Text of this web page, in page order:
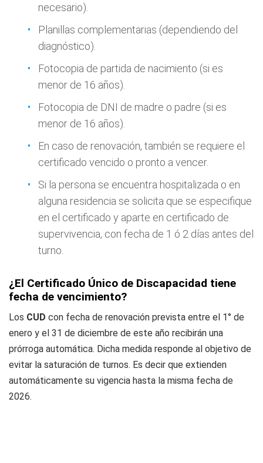
necesario).
Planillas complementarias (dependiendo del
diagnóstico).
Fotocopia de partida de nacimiento (si es
menor de 16 años).
Fotocopia de DNI de madre o padre (si es
menor de 16 años).
En caso de renovación, también se requiere el
certificado vencido o pronto a vencer.
Si la persona se encuentra hospitalizada o en
alguna residencia se solicita que se especifique
en el certificado y aparte en certificado de
supervivencia, con fecha de 1 ó 2 días antes del
turno.
¿El Certificado Único de Discapacidad tiene
fecha de vencimiento?
Los CUD con fecha de renovación prevista entre el 1° de
enero y el 31 de diciembre de este año recibirán una
prórroga automática. Dicha medida responde al objetivo de
evitar la saturación de turnos. Es decir que extienden
automáticamente su vigencia hasta la misma fecha de
2026.